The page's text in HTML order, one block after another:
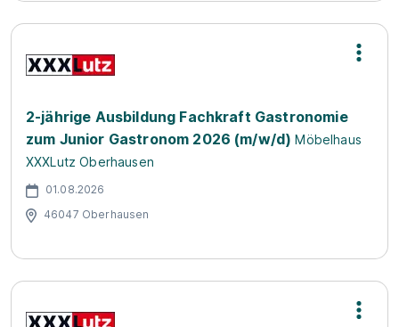
2-jährige Ausbildung Fachkraft Gastronomie
zum Junior Gastronom 2026 (m/w/d) Möbelhaus
XXXLutz Oberhausen
01.08.2026
46047 Oberhausen